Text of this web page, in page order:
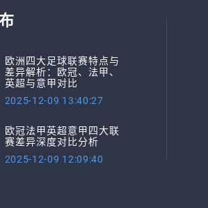
欧洲四大足球联赛特点与
差异解析：欧冠、法甲、
英超与意甲对比
2025-12-09 13:40:27
欧冠法甲英超意甲四大联
赛差异深度对比分析
2025-12-09 12:09:40